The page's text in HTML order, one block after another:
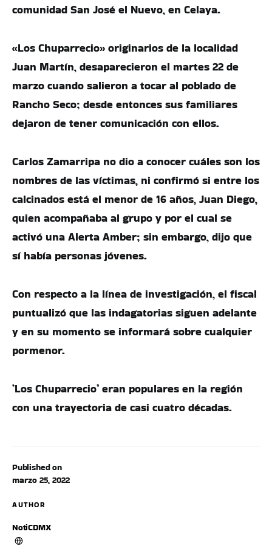
Published on
marzo 25, 2022
AUTHOR
NotiCDMX
comunidad San José el Nuevo, en Celaya.
«Los Chuparrecio» originarios de la localidad
Juan Martín, desaparecieron el martes 22 de
marzo cuando salieron a tocar al poblado de
Rancho Seco; desde entonces sus familiares
dejaron de tener comunicación con ellos.
Carlos Zamarripa no dio a conocer cuáles son los
nombres de las víctimas, ni confirmó si entre los
calcinados está el menor de 16 años, Juan Diego,
quien acompañaba al grupo y por el cual se
activó una Alerta Amber; sin embargo, dijo que
sí había personas jóvenes.
Con respecto a la línea de investigación, el fiscal
puntualizó que las indagatorias siguen adelante
y en su momento se informará sobre cualquier
pormenor.
‘Los Chuparrecio’ eran populares en la región
con una trayectoria de casi cuatro décadas.